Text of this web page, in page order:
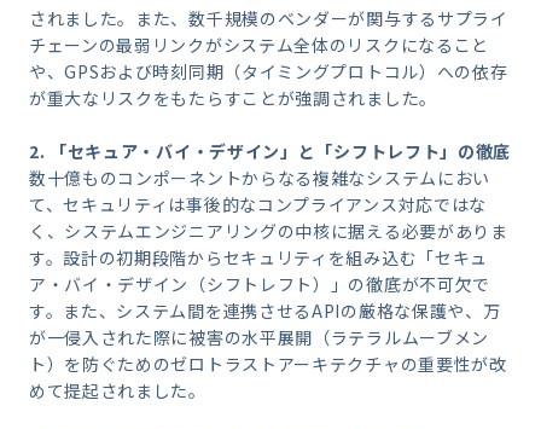
されました。また、数千規模のベンダーが関与するサプライ
チェーンの最弱リンクがシステム全体のリスクになること
や、GPSおよび時刻同期（タイミングプロトコル）への依存
が重大なリスクをもたらすことが強調されました。
2. 「セキュア・バイ・デザイン」と「シフトレフト」の徹底
数十億ものコンポーネントからなる複雑なシステムにおい
て、セキュリティは事後的なコンプライアンス対応ではな
く、システムエンジニアリングの中核に据える必要がありま
す。設計の初期段階からセキュリティを組み込む「セキュ
ア・バイ・デザイン（シフトレフト）」の徹底が不可欠で
す。また、システム間を連携させるAPIの厳格な保護や、万
が一侵入された際に被害の水平展開（ラテラルムーブメン
ト）を防ぐためのゼロトラストアーキテクチャの重要性が改
めて提起されました。